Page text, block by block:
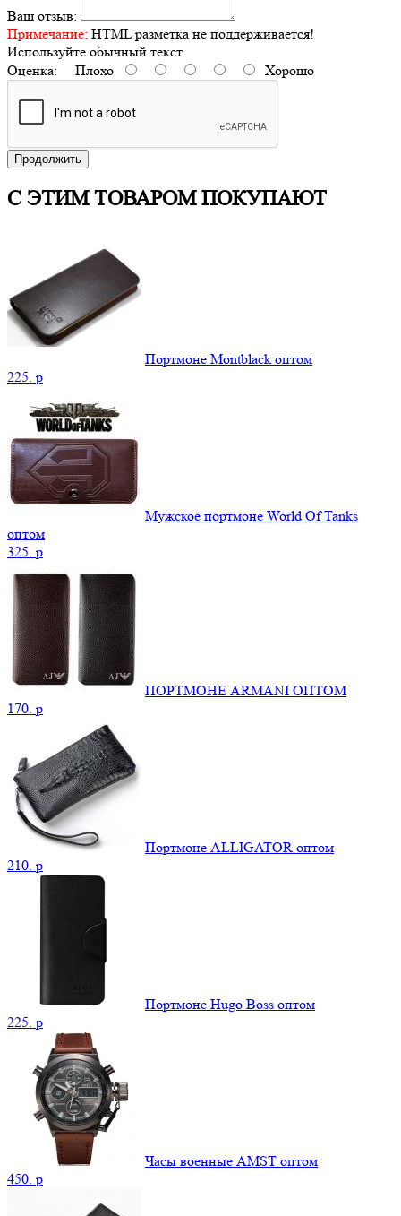
Ваш отзыв:
Примечание: HTML разметка не поддерживается!
Используйте обычный текст.
Оценка: Плохо Хорошо
Продолжить
С ЭТИМ ТОВАРОМ ПОКУПАЮТ
Портмоне Montblack оптом
225. p
Мужское портмоне World Of Tanks
оптом
325. p
ПОРТМОНЕ ARMANI ОПТОМ
170. p
Портмоне ALLIGATOR оптом
210. p
Портмоне Hugo Boss оптом
225. p
Часы военные AMST оптом
450. p